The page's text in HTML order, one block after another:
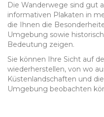
Die Wanderwege sind gut
informativen Plakaten in
die Ihnen die
Umgebung sowie
Bedeutung zeigen.
Sie können Ihre Sicht auf
wiederherstellen, von wo
Küstenlandschaften und
Umgebung beobachten